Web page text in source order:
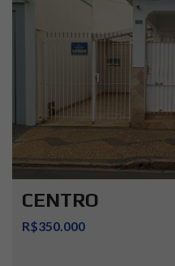
CENTRO
R$350.000